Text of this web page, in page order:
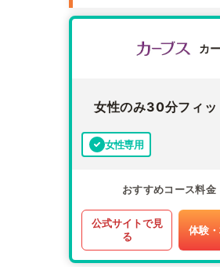
カ
女性のみ30分フィッ
女性専用
おすすめコース料金
公式サイトで見
る
体験